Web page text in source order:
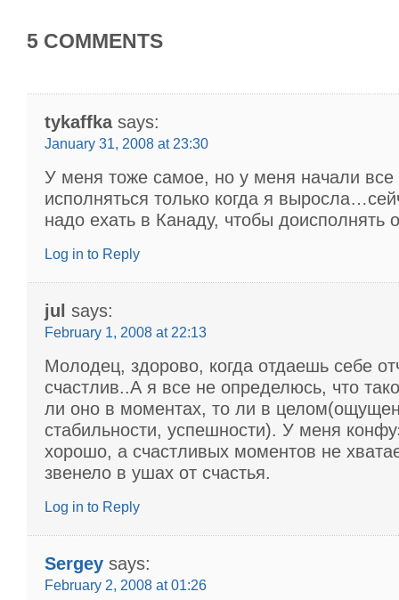
5 COMMENTS
tykaffka says:
January 31, 2008 at 23:30
У меня тоже самое, но у меня начали все
исполняться только когда я
надо ехать в Канаду, чтобы доисполнять
Log in to Reply
jul says:
February 1, 2008 at 22:13
Молодец, здорово, когда отдаешь себе
счастлив..А я все не определюсь, что
ли оно в моментах, то ли в
стабильности, успешности). У меня
хорошо, а счастливых моментов не
звенело в ушах от счастья.
Log in to Reply
Sergey says:
February 2, 2008 at 01:26